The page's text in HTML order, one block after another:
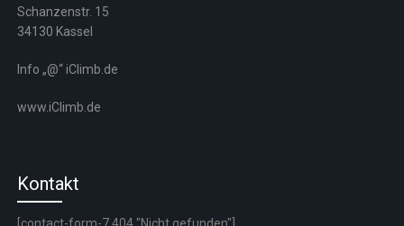
Schanzenstr. 15
34130 Kassel
Info „@“ iClimb.de
www.iClimb.de
Kontakt